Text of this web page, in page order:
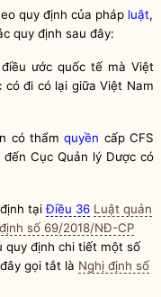
quy định của pháp luật,
quy định sau đây:
ước quốc tế mà Việt
đi có lại giữa Việt Nam
có thẩmquyền cấp CFS
Cục Quản lý Dược có
định tạiĐiều 36 Luật quản
số 69/2018/NĐ-CP
quy định chi tiết một số
gọi tắt là Nghị định số